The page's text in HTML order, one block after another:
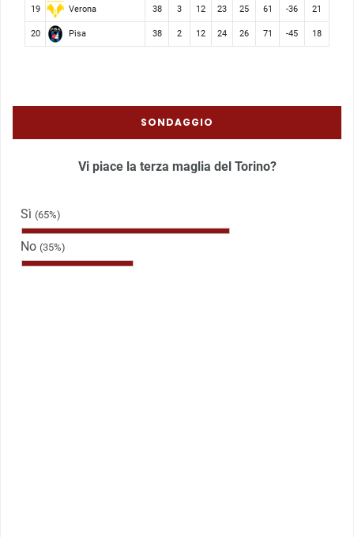
19 Verona 38 3 12 23 25 61 -36 21
20 Pisa 38 2 12 24 26 71 -45 18
SONDAGGIO
Vi piace la terza maglia del Torino?
Sì (65%)
No (35%)